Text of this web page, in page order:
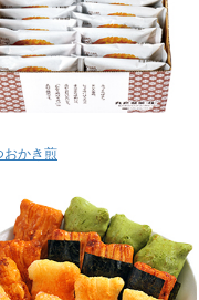
おかき煎